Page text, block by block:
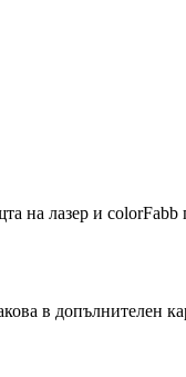
на лазер и
в допълнителен